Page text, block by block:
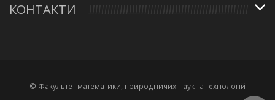
КОНТАКТИ
© Факультет математики, природничих наук та технологій